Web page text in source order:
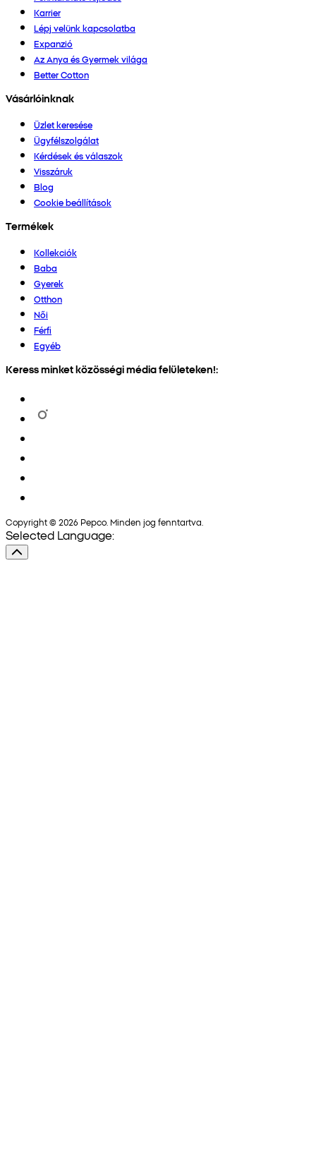
Karrier
Lépj velünk kapcsolatba
Expanzió
Az Anya és Gyermek világa
Better Cotton
Vásárlóinknak
Üzlet keresése
Ügyfélszolgálat
Kérdések és válaszok
Visszáruk
Blog
Cookie beállítások
Termékek
Kollekciók
Baba
Gyerek
Otthon
Női
Férfi
Egyéb
Keress minket közösségi média felületeken!:
Copyright © 2026 Pepco. Minden jog fenntartva.
Selected Language: